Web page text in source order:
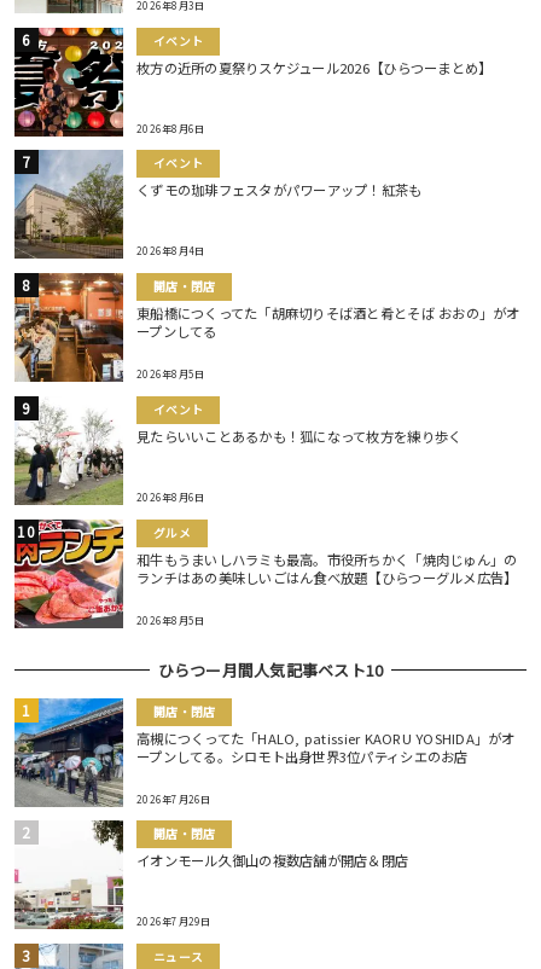
2026年8月3日
イベント
枚方の近所の夏祭りスケジュール2026【ひらつーまとめ】
2026年8月6日
イベント
くずモの珈琲フェスタがパワーアップ！紅茶も
2026年8月4日
開店・閉店
東船橋につくってた「胡麻切りそば酒と肴とそば おおの」がオ
ープンしてる
2026年8月5日
イベント
見たらいいことあるかも！狐になって枚方を練り歩く
2026年8月6日
グルメ
和牛もうまいしハラミも最高。市役所ちかく「焼肉じゅん」の
ランチはあの美味しいごはん食べ放題【ひらつーグルメ広告】
2026年8月5日
ひらつー月間人気記事ベスト10
開店・閉店
高槻につくってた「HALO, patissier KAORU YOSHIDA」がオ
ープンしてる。シロモト出身世界3位パティシエのお店
2026年7月26日
開店・閉店
イオンモール久御山の複数店舗が開店＆閉店
2026年7月29日
ニュース